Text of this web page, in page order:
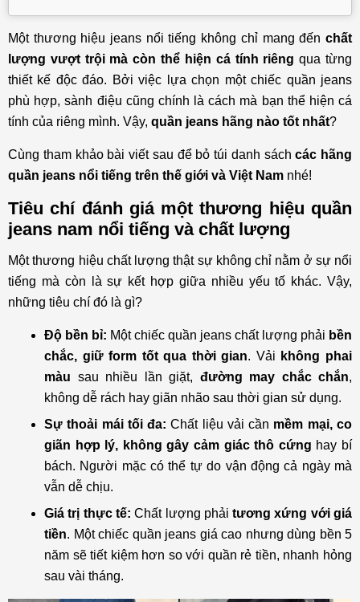
Một thương hiệu jeans nổi tiếng không chỉ mang đến chất
lượng vượt trội mà còn thể hiện cá tính riêng qua từng
thiết kế độc đáo. Bởi việc lựa chọn một chiếc quần jeans
phù hợp, sành điệu cũng chính là cách mà bạn thể hiện cá
tính của riêng mình. Vậy, quần jeans hãng nào tốt nhất?
Cùng tham khảo bài viết sau để bỏ túi danh sáchcác hãng
quần jeans nổi tiếng trên thế giới và Việt Nam nhé!
Tiêu chí đánh giá một thương hiệu quần
jeans nam nổi tiếng và chất lượng
Một thương hiệu chất lượng thật sự không chỉ nằm ở sự nổi
tiếng mà còn là sự kết hợp giữa nhiều yếu tố khác. Vậy,
những tiêu chí đó là gì?
Độ bền bỉ: Một chiếc quần jeans chất lượng phải bền
chắc, giữ form tốt qua thời gian. Vải không phai
màu sau nhiều lần giặt, đường may chắc chắn,
không dễ rách hay giãn nhão sau thời gian sử dụng.
Sự thoải mái tối đa: Chất liệu vải cần mềm mại, co
giãn hợp lý, không gây cảm giác thô cứng hay bí
bách. Người mặc có thể tự do vận động cả ngày mà
vẫn dễ chịu.
Giá trị thực tế: Chất lượng phải tương xứng với giá
tiền. Một chiếc quần jeans giá cao nhưng dùng bền 5
năm sẽ tiết kiệm hơn so với quần rẻ tiền, nhanh hỏng
sau vài tháng.
Khám phá các thương hiệu quần jeans nam nổi
tiếng thế giới
Levi’s
Lee
Wrangler
Frame
Tại sao nên mua quần jeans tại các thương hiệu
Local Brand Việt nam?